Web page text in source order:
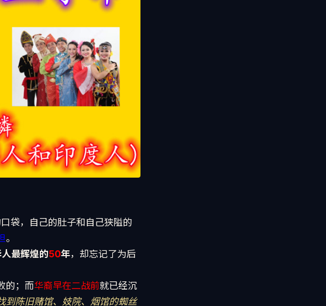
袋，自己的肚子和自己狭隘的
。
最辉煌的50年，却忘记了为后
的；而华裔早在二战前就已经沉
到陈旧赌馆、妓院、烟馆的蜘丝